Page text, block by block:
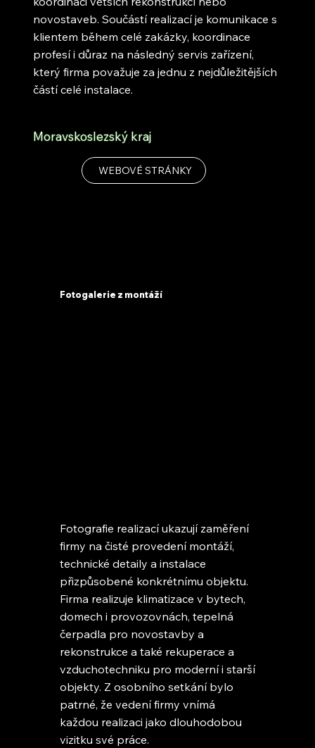
novostaveb. Součástí realizací je komunikace s
klientem během celé zakázky, koordinace
profesí i důraz na následný servis zařízení,
který firma považuje za jednu z nejdůležitějších
částí celé instalace.
Moravskoslezský kraj
WEBOVÉ STRÁNKY
Fotogalerie z montáží
Fotografie realizací ukazují zaměření
firmy na čisté provedení montáží,
technické detaily a instalace
přizpůsobené konkrétnímu objektu.
Firma realizuje klimatizace v bytech,
domech i provozovnách, tepelná
čerpadla pro novostavby a
rekonstrukce a také rekuperace a
vzduchotechniku pro moderní i starší
objekty. Z osobního setkání bylo
patrné, že vedení firmy vnímá
každou realizaci jako dlouhodobou
vizitku své práce.